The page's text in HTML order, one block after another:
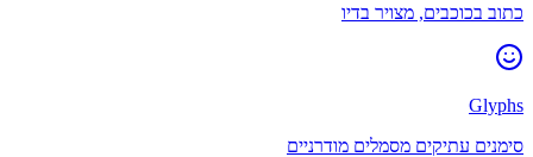
כתוב בכוכבים, מצויר בדיו
Glyphs
סימנים עתיקים מסמלים מודרניים